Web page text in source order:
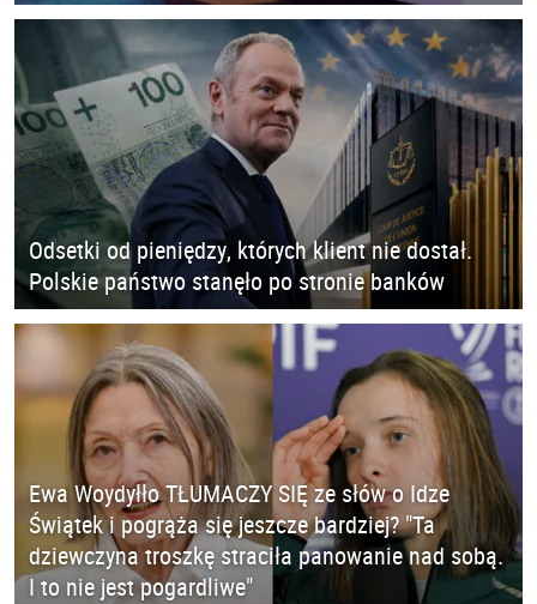
Odsetki od pieniędzy, których klient nie dostał.
Polskie państwo stanęło po stronie banków
Ewa Woydyłło TŁUMACZY SIĘ ze słów o Idze
Świątek i pogrąża się jeszcze bardziej? "Ta
dziewczyna troszkę straciła panowanie nad sobą.
I to nie jest pogardliwe"